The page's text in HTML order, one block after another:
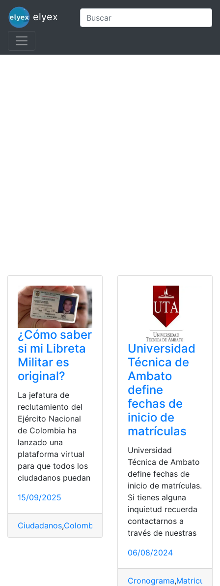
elyex
¿Cómo saber
si mi Libreta
Militar es
original?
La jefatura de
reclutamiento del
Ejército Nacional
de Colombia ha
lanzado una
plataforma virtual
para que todos los
ciudadanos puedan
15/09/2025
Ciudadanos,Colombia Colombiana,Ejército Nacional
Universidad
Técnica de
Ambato
define
fechas de
inicio de
matrículas
Universidad
Técnica de Ambato
define fechas de
inicio de matrículas.
Si tienes alguna
inquietud recuerda
contactarnos a
través de nuestras
06/08/2024
Cronograma,Matriculas